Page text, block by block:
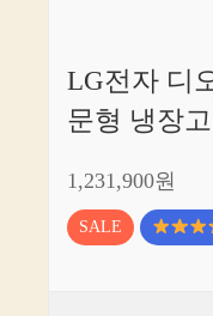
LG전자 디
문형 냉장
1,231,900원
SALE